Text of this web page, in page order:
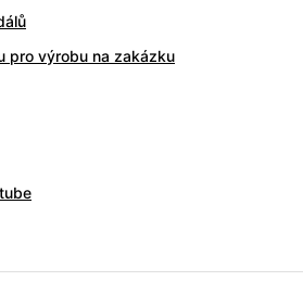
pro výrobu na zakázku